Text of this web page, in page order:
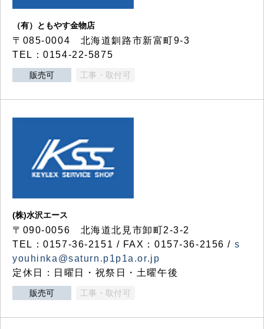
（有）ともやす金物店
〒085-0004 北海道釧路市新富町9-3
TEL：0154-22-5875
販売可 工事・取付可
(株)水沢エース
〒090-0056 北海道北見市卸町2-3-2
TEL：0157-36-2151 / FAX：0157-36-2156 / s
youhinka@saturn.p1p1a.or.jp
定休日：日曜日・祝祭日・土曜午後
販売可 工事・取付可